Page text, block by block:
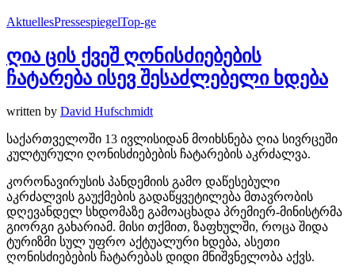
AktuellesPressespiegelTop-ge
ღია ცის ქვეშ ღონისძიებების
ჩატარება ისევ შესაძლებელი ხდება
written by David Hufschmidt
საქართველოში 13 ივლისიდან მოიხსნება ღია სივრცეში
კულტურული ღონისძიებების ჩატარების აკრძალვა.
კორონავირუსის პანდემიის გამო დაწესებული
აკრძალვის გაუქმების გადაწყვეტილება მთავრობის
დღევანდელ სხდომაზე გამოაცხადა პრემიერ-მინისტრმა
გიორგი გახარიამ. მისი თქმით, ზაფხულში, როცა შიდა
ტურიზმი სულ უფრო აქტუალური ხდება, ასეთი
ღონისძიებების ჩატარებას დიდი მნიშვნელობა აქვს.